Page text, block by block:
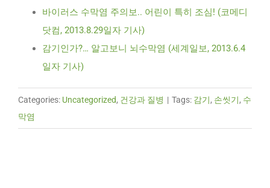
바이러스 수막염 주의보.. 어린이 특히 조심! (코메디
닷컴, 2013.8.29일자 기사)
감기인가?… 알고보니 뇌수막염 (세계일보, 2013.6.4
일자 기사)
Categories: Uncategorized, 건강과 질병 | Tags: 감기, 손씻기, 수
막염